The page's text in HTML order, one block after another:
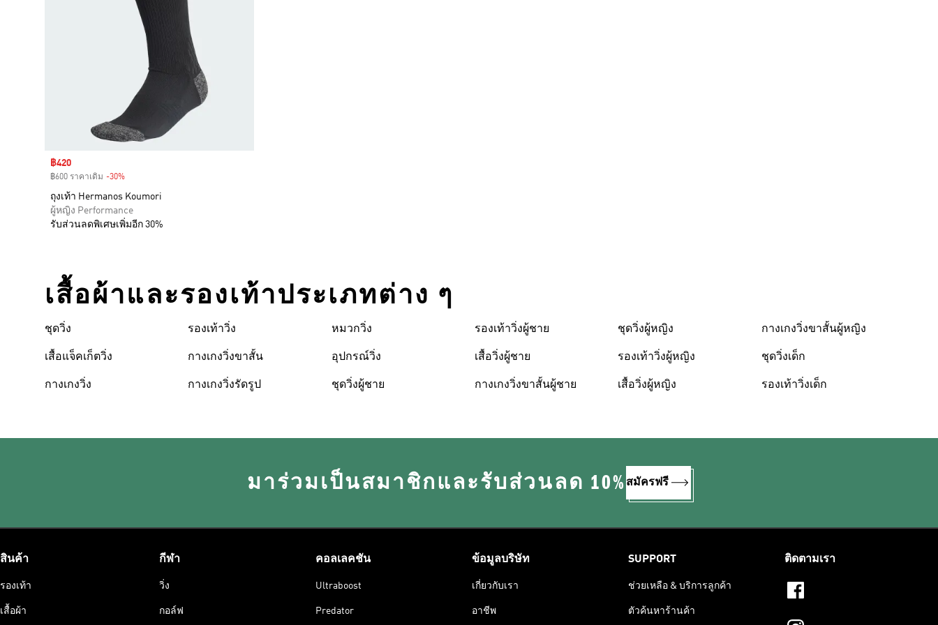
Sale price
฿420
฿600 ราคาเดิม -30%
ถุงเท้า Hermanos Koumori
ผู้หญิง Performance
รับส่วนลดพิเศษเพิ่มอีก 30%
เสื้อผ้าและรองเท้าประเภทต่าง ๆ
ชุดวิ่ง
เสื้อแจ็คเก็ตวิ่ง
กางเกงวิ่ง
รองเท้าวิ่ง
กางเกงวิ่งขาสั้น
กางเกงวิ่งรัดรูป
หมวกวิ่ง
อุปกรณ์วิ่ง
ชุดวิ่งผู้ชาย
รองเท้าวิ่งผู้ชาย
เสื้อวิ่งผู้ชาย
กางเกงวิ่งขาสั้นผู้ชาย
ชุดวิ่งผู้หญิง
รองเท้าวิ่งผู้หญิง
เสื้อวิ่งผู้หญิง
กางเกงวิ่งขาสั้นผู้หญิง
ชุดวิ่งเด็ก
รองเท้าวิ่งเด็ก
มาร่วมเป็นสมาชิกและรับส่วนลด 10% สมัครฟรี
สินค้า
รองเท้า
เสื้อผ้า
กีฬา
วิ่ง
กอล์ฟ
คอลเลคชัน
Ultraboost
Predator
ข้อมูลบริษัท
เกี่ยวกับเรา
อาชีพ
SUPPORT
ช่วยเหลือ & บริการลูกค้า
ตัวค้นหาร้านค้า
ติดตามเรา